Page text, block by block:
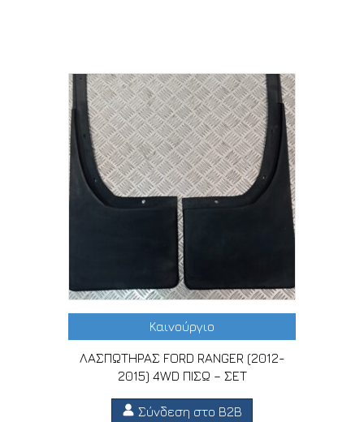
Καινούργιο
ΛΑΣΠΩΤΗΡΑΣ FORD RANGER (2012-
2015) 4WD ΠΙΣΩ – ΣΕΤ
Σύνδεση στο B2B